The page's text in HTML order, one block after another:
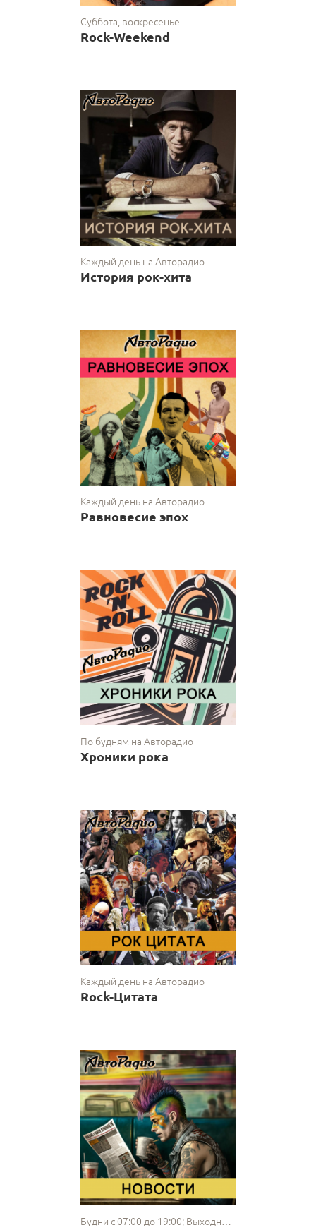
Суббота, воскресенье
Rock-Weekend
Каждый день на Авторадио
История рок-хита
Каждый день на Авторадио
Равновесие эпох
По будням на Авторадио
Хроники рока
Каждый день на Авторадио
Rock-Цитата
Будни с 07:00 до 19:00; Выходные с 10:00 до 19:00